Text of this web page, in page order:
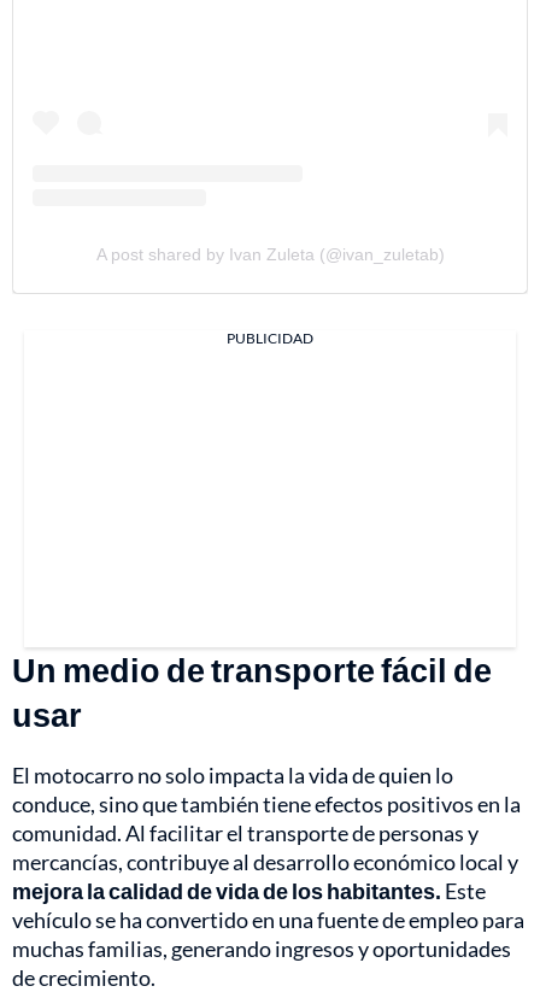
A post shared by Ivan Zuleta (@ivan_zuletab)
PUBLICIDAD
Un medio de transporte fácil de
usar
El motocarro no solo impacta la vida de quien lo
conduce, sino que también tiene efectos positivos en la
comunidad. Al facilitar el transporte de personas y
mercancías, contribuye al desarrollo económico local y
mejora la calidad de vida de los habitantes. Este
vehículo se ha convertido en una fuente de empleo para
muchas familias, generando ingresos y oportunidades
de crecimiento.